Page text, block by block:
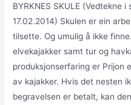
BYRKNES SKULE (Vedtekne
17.02.2014) Skulen er ein
tilsette. Og umulig å ikke
elvekajakker samt tur og
produksjonserfaring er Prijon
av kajakker. Hvis det nesten
begravelsen er betalt, kan